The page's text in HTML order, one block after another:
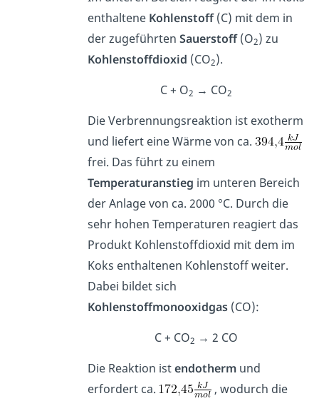
enthaltene Kohlenstoff(C) mit dem in
der zugeführten Sauerstoff(O2) zu
Kohlenstoffdioxid (CO2).
C + O2 → CO2
Die Verbrennungsreaktion ist exotherm
und liefert eine Wärme von ca.
frei. Das führt zu einem
Temperaturanstieg im unteren Bereich
der Anlage von ca. 2000 °C. Durch die
sehr hohen Temperaturen reagiert das
Produkt Kohlenstoffdioxid mit dem im
Koks enthaltenen Kohlenstoff weiter.
Dabei bildet sich
Kohlenstoffmonooxidgas(CO):
C + CO2 → 2 CO
Die Reaktion istendothermund
erfordert ca.
, wodurch die